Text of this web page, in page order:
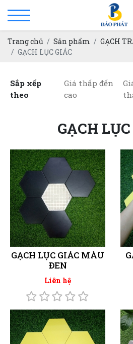
Trang chủ Sản phẩm
GẠCH
GẠCH LỤC GIÁC
Sắp xếp
theo
Giá thấp đến
cao
GẠCH
GẠCH LỤC GIÁC MÀU
ĐEN
Liên hệ